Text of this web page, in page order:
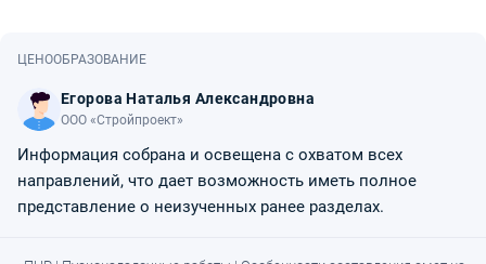
ЦЕНООБРАЗОВАНИЕ
Егорова Наталья Александровна
ООО «Стройпроект»
Информация собрана и освещена с охватом всех
направлений, что дает возможность иметь полное
представление о неизученных ранее разделах.